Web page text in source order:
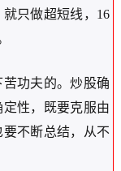
只做超短线，16
功夫的。炒股确
性，既要克服由
不断总结，从不